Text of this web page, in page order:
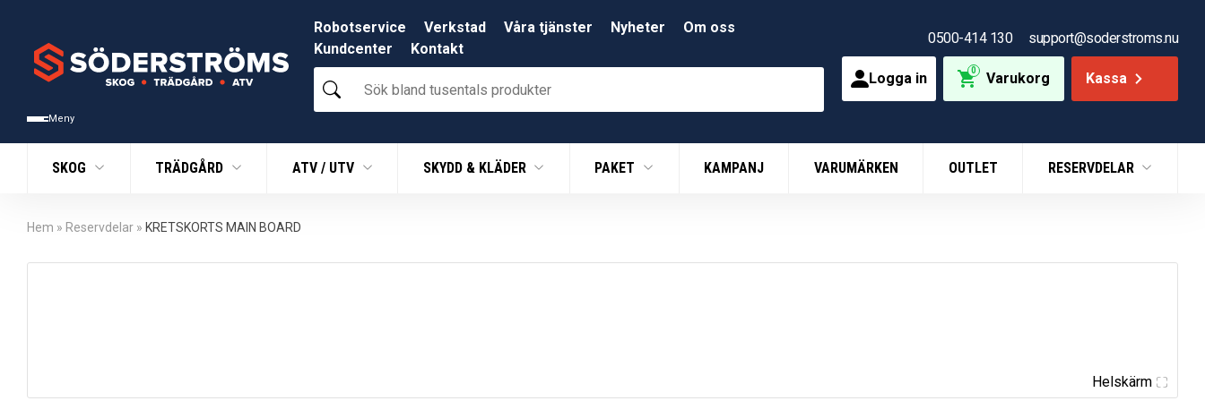
Meny
Robotservice Verkstad Våra tjänster Nyheter
Om oss
Kundcenter
Kontakt
Sök
bland
produkter
0500-414 130 support@soderstroms.nu
Logga in 0 Varukorg Kassa
SKOG TRÄDGÅRD ATV / UTV SKYDD & KLÄDER PAKET KAMPANJ VARUMÄRKEN OUTLET RESERVDELAR
Hem » Reservdelar » KRETSKORTS MAIN BOARD
Helskärm